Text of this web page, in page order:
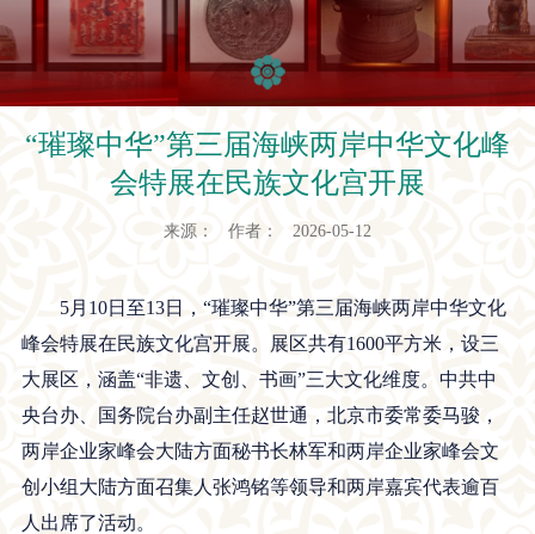
“璀璨中华”第三届海峡两岸中华文化峰
会特展在民族文化宫开展
来源： 作者： 2026-05-12
5月10日至13日，“璀璨中华”第三届海峡两岸中华文化
峰会特展在民族文化宫开展。展区共有1600平方米，设三
大展区，涵盖“非遗、文创、书画”三大文化维度。中共中
央台办、国务院台办副主任赵世通，北京市委常委马骏，
两岸企业家峰会大陆方面秘书长林军和两岸企业家峰会文
创小组大陆方面召集人张鸿铭等领导和两岸嘉宾代表逾百
人出席了活动。